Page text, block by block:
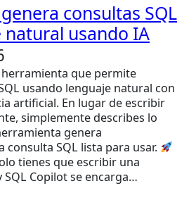
consultas SQL
natural usando IA
herramienta que permite
usando lenguaje natural con
artificial. En lugar de escribir
simplemente describes lo
genera
SQL lista para usar.
tienes que escribir una
Copilot se encarga…